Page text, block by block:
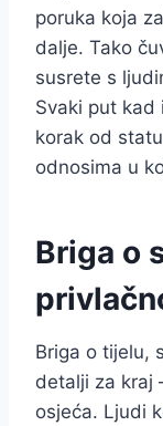
poruka koja
dalje. Tako
susrete s
Svaki put kad
korak od
odnosima u
Briga o
Briga o tijelu,
detalji za kraj
osjeća. Ljudi